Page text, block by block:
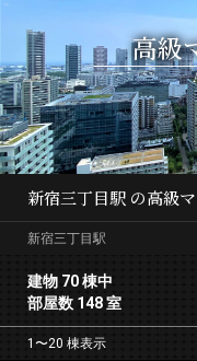
高級
新宿三丁目駅 の高級
新宿三丁目駅
建物 70 棟中
部屋数 148 室
1〜20 棟表示